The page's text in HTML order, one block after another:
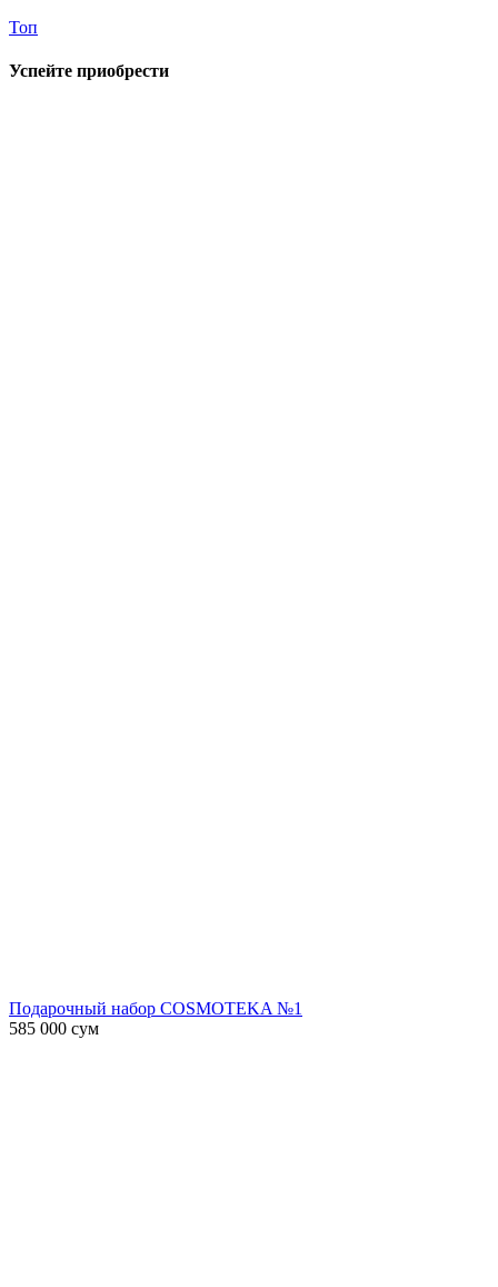
Топ
Успейте приобрести
Подарочный набор COSMOTEKA №1
585 000 сум